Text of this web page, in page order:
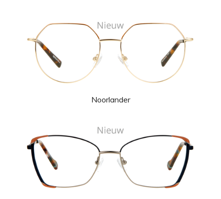
Noorlander